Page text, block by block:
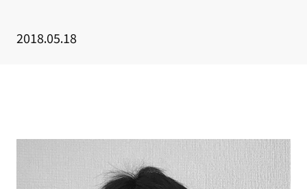
仲間の声
2018.05.18